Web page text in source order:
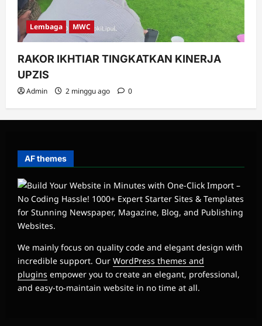
Lembaga MWC
RAKOR IKHTIAR TINGKATKAN KINERJA
UPZIS
Admin 2 minggu ago 0
AF themes
We mainly focus on quality code and elegant design with
incredible support. Our WordPress themes and
plugins empower you to create an elegant, professional,
and easy-to-maintain website in no time at all.